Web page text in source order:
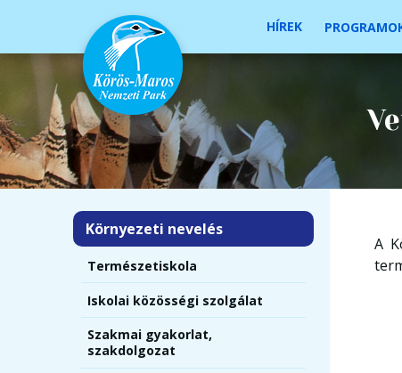
HÍREK
A
Környezeti nevelés
Természetiskola
Iskolai közösségi szolgálat
Szakmai gyakorlat,
szakdolgozat